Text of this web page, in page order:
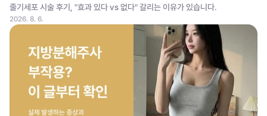
줄기세포 시술 후기, "효과 있다 vs 없다" 갈리는 이유가 있습니다.
2026. 8. 6.